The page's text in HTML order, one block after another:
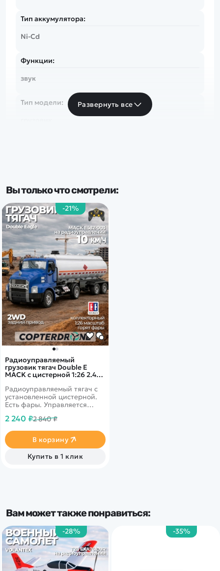
Тип аккумулятора:
Ni-Cd
Функции:
звук
Тип модели:
Развернуть все
Вы только что смотрели:
-21%
Радиоуправляемый
грузовик тягач Double E
MACK с цистерной 1:26 2.4G
Радиоуправляемый тягач с
установленной цистерной.
Есть фары. Управляется
метров. Скорость до 3 км в
2 240 ₽2 840 ₽
В корзину
Купить в 1 клик
Вам может также понравиться:
-35%
-28%